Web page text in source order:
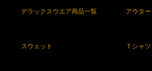
デラックスウエア商品一覧 アウター
スウェット Ｔシャツ